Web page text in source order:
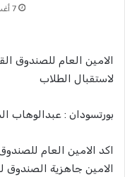
7 أغسطس، 2026
الامين العام للصندوق
لاستقبال الطلاب
بورتسودان : عبدالوهاب
اكد الامين العام
الامين جاهزية